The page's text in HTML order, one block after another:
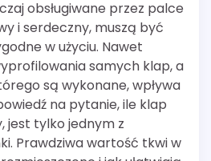
obsługiwane przez palce
i serdeczny, muszą być
w użyciu. Nawet
samych klap, a
są wykonane, wpływa
na pytanie, ile klap
jest tylko jednym z
Prawdziwa wartość tkwi w